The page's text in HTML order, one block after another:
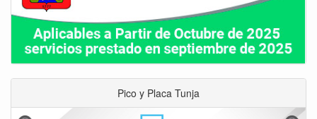
Pico y Placa Tunja